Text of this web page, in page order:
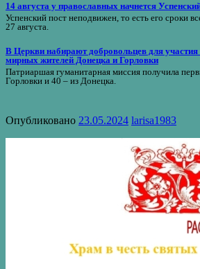
14 августа у православных начнется
Успенский пост неподвижен, то есть его сроки
27 августа.
В Церкви набирают добровольцев для
мирных жителей Донецка и Горловки
Патриаршая гуманитарная миссия получила
Горловки и 40 – из Донецка.
Опубликовано 23.05.2024 larisa1983